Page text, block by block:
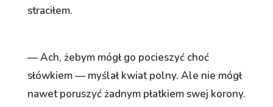
straciłem.
— Ach, żebym mógł go pocieszyć choć
słówkiem — myślał kwiat polny. Ale nie mógł
nawet poruszyć żadnym płatkiem swej korony.